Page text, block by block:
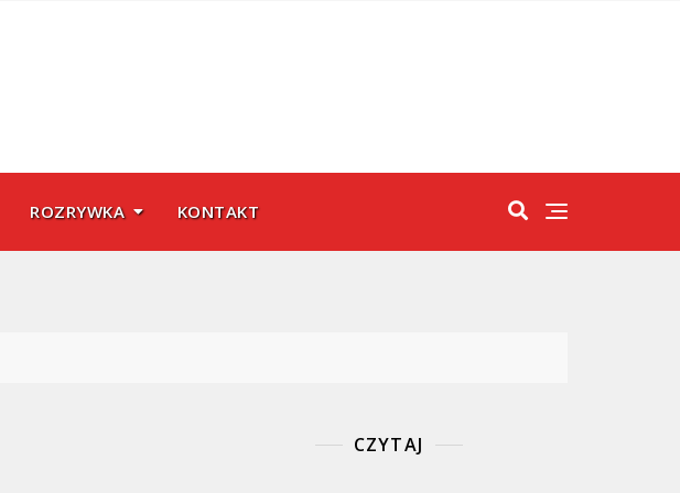
ROZRYWKA KONTAKT
CZYTAJ